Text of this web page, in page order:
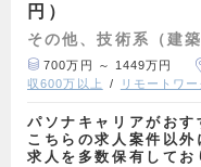
円）
その他、技術系（建
700万円 ～ 1449万円
収600万以上
リモートワ
パソナキャリアがおす
こちらの求人案件以外
求人を多数保有して